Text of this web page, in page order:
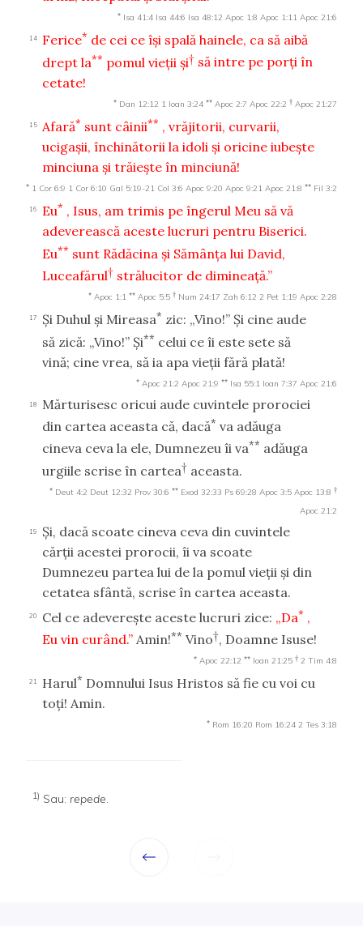
* Isa 41:4 Isa 44:6 Isa 48:12 Apoc 1:8 Apoc 1:11 Apoc 21:6
14 Ferice* de cei ce îşi spală hainele, ca să aibă
drept la** pomul vieţii şi† să intre pe porţi în
cetate!
* Dan 12:12 1 Ioan 3:24 ** Apoc 2:7 Apoc 22:2 † Apoc 21:27
15 Afară* sunt câinii** , vrăjitorii, curvarii,
ucigaşii, închinătorii la idoli şi oricine iubeşte
minciuna şi trăieşte în minciună!
* 1 Cor 6:9 1 Cor 6:10 Gal 5:19-21 Col 3:6 Apoc 9:20 Apoc 9:21 Apoc 21:8 ** Fil 3:2
16 Eu* , Isus, am trimis pe îngerul Meu să vă
adeverească aceste lucruri pentru Biserici.
Eu** sunt Rădăcina şi Sămânţa lui David,
Luceafărul† strălucitor de dimineaţă.”
* Apoc 1:1 ** Apoc 5:5 † Num 24:17 Zah 6:12 2 Pet 1:19 Apoc 2:28
17 Şi Duhul şi Mireasa* zic: „Vino!” Şi cine aude
să zică: „Vino!” Şi** celui ce îi este sete să
vină; cine vrea, să ia apa vieţii fără plată!
* Apoc 21:2 Apoc 21:9 ** Isa 55:1 Ioan 7:37 Apoc 21:6
18
Mărturisesc oricui aude cuvintele prorociei
din cartea aceasta că, dacă* va adăuga
cineva ceva la ele, Dumnezeu îi va** adăuga
urgiile scrise în cartea† aceasta.
* Deut 4:2 Deut 12:32 Prov 30:6 ** Exod 32:33 Ps 69:28 Apoc 3:5 Apoc 13:8 †
Apoc 21:2
19
Şi, dacă scoate cineva ceva din cuvintele
cărţii acestei prorocii, îi va scoate
Dumnezeu partea lui de la pomul vieţii şi din
cetatea sfântă, scrise în cartea aceasta.
20 Cel ce adevereşte aceste lucruri zice: „Da* ,
Eu vin curând.” Amin!** Vino†, Doamne Isuse!
* Apoc 22:12 ** Ioan 21:25 † 2 Tim 4:8
21 Harul* Domnului Isus Hristos să fie cu voi cu
toţi! Amin.
* Rom 16:20 Rom 16:24 2 Tes 3:18
1) Sau: repede.